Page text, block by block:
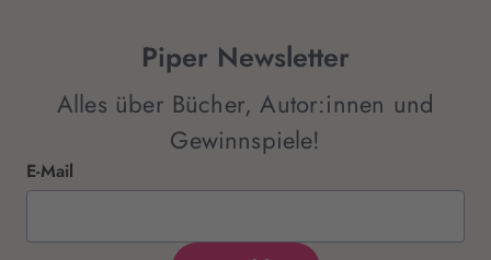
Piper Newsletter
Alles über Bücher, Autor:innen und
Gewinnspiele!
E-Mail